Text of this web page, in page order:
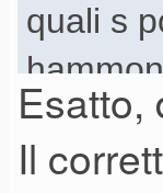
quali s
Con
Esatto,
Il